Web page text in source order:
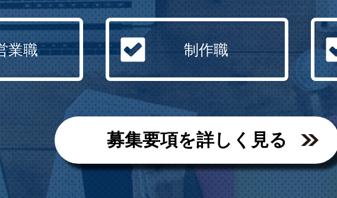
業職 制作職
募集要項を詳しく見る